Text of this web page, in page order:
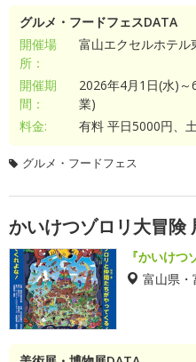
グルメ・フードフェスDATA
開催場
所：
富山エクセルホテル
開催期
間：
2026年4月1日(水)
業)
料金:
有料 平日5000円、
グルメ・フードフェス
かいけつゾロリ大冒険
『かいけ
富山県・